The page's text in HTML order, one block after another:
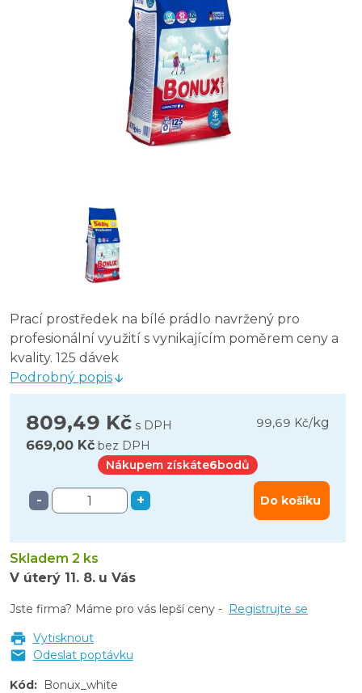
Prací prostředek na bílé prádlo navržený pro
profesionální využití s vynikajícím poměrem ceny a
kvality. 125 dávek
Podrobný popis
809,49 Kč s DPH 99,69 Kč/kg
669,00 Kč bez DPH
Nákupem získáte6bodů
- + Do košíku
Skladem 2 ks
V úterý 11. 8. u Vás
Jste firma? Máme pro vás lepší ceny - Registrujte se
Vytisknout
Odeslat poptávku
Kód: Bonux_white